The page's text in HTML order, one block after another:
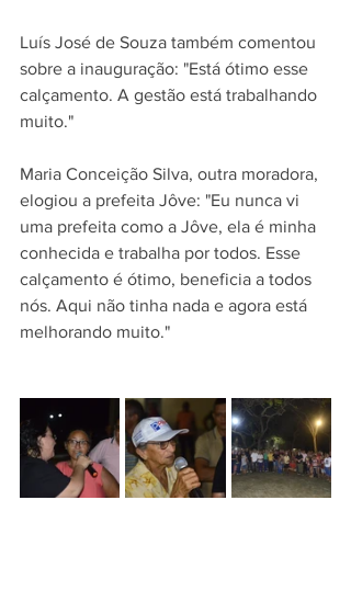
Luís José de Souza também comentou
sobre a inauguração: "Está ótimo esse
calçamento. A gestão está trabalhando
muito."
Maria Conceição Silva, outra moradora,
elogiou a prefeita Jôve: "Eu nunca vi
uma prefeita como a Jôve, ela é minha
conhecida e trabalha por todos. Esse
calçamento é ótimo, beneficia a todos
nós. Aqui não tinha nada e agora está
melhorando muito."